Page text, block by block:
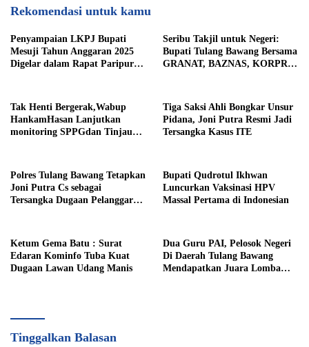
Rekomendasi untuk kamu
Penyampaian LKPJ Bupati
Mesuji Tahun Anggaran 2025
Digelar dalam Rapat Paripurna
Seribu Takjil untuk Negeri:
Bupati Tulang Bawang Bersama
GRANAT, BAZNAS, KORPRI
Tak Henti Bergerak,Wabup
HankamHasan Lanjutkan
monitoring SPPGdan Tinjau
Hankam
Tiga Saksi Ahli Bongkar Unsur
Pidana, Joni Putra Resmi Jadi
Tersangka Kasus ITE
Polres Tulang Bawang Tetapkan
Joni Putra Cs sebagai
Tersangka Dugaan Pelanggaran
Bupati Qudrotul Ikhwan
Luncurkan Vaksinasi HPV
Massal Pertama di Indonesian
Ketum Gema Batu : Surat
Edaran Kominfo Tuba Kuat
Dugaan Lawan Udang Manis
Dua Guru PAI, Pelosok Negeri
Di Daerah Tulang Bawang
Mendapatkan Juara Lomba
Tinggalkan Balasan